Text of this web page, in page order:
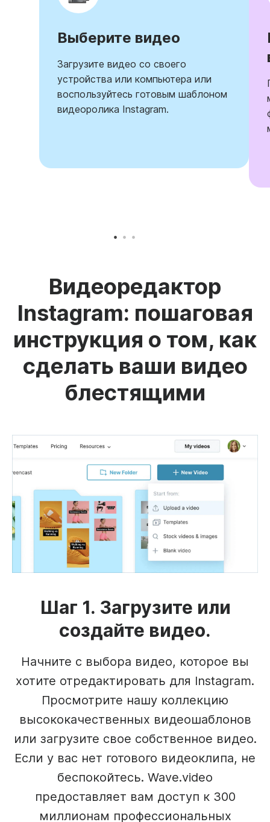
Выберите видео
Загрузите видео со своего
устройства или компьютера или
воспользуйтесь готовым шаблоном
видеоролика Instagram.
Видеоредактор
Instagram: пошаговая
инструкция о том, как
сделать ваши видео
блестящими
Шаг 1. Загрузите или
создайте видео.
Начните с выбора видео, которое вы
хотите отредактировать для Instagram.
Просмотрите нашу коллекцию
высококачественных видеошаблонов
или загрузите свое собственное видео.
Если у вас нет готового видеоклипа, не
беспокойтесь. Wave.video
предоставляет вам доступ к 300
миллионам профессиональных